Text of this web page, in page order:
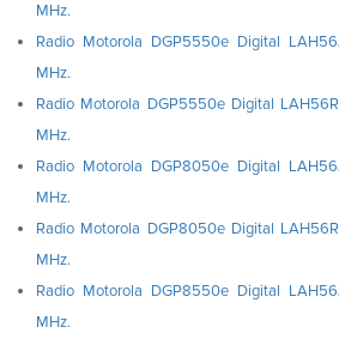
MHz.
Radio Motorola DGP5550e Digital
MHz.
Radio Motorola DGP5550e Digital
MHz.
Radio Motorola DGP8050e Digital
MHz.
Radio Motorola DGP8050e Digital
MHz.
Radio Motorola DGP8550e Digital
MHz.